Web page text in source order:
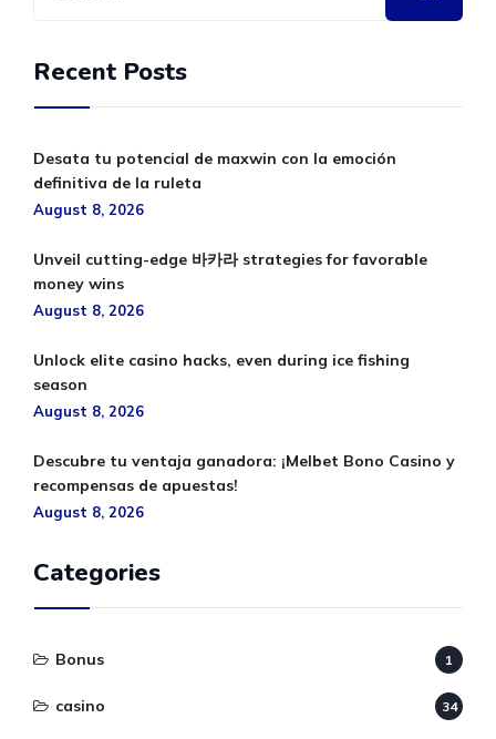
Recent Posts
Desata tu potencial de maxwin con la emoción
definitiva de la ruleta
August 8, 2026
Unveil cutting-edge 바카라 strategies for favorable
money wins
August 8, 2026
Unlock elite casino hacks, even during ice fishing
season
August 8, 2026
Descubre tu ventaja ganadora: ¡Melbet Bono Casino y
recompensas de apuestas!
August 8, 2026
Categories
Bonus 1
casino 34